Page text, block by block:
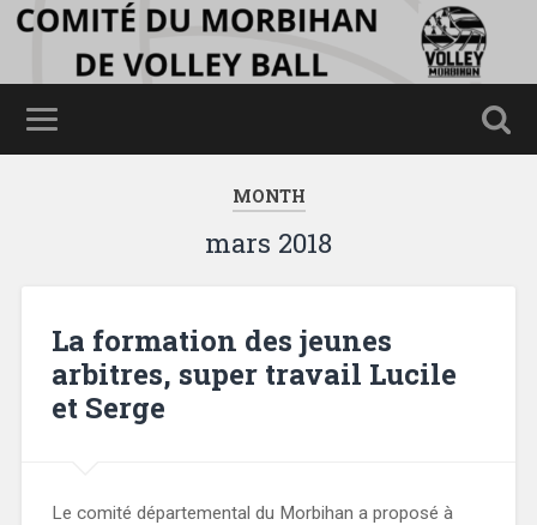
MONTH
mars 2018
La formation des jeunes
arbitres, super travail Lucile
et Serge
Le comité départemental du Morbihan a proposé à